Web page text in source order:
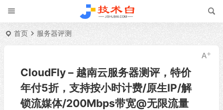
首页 服务器评测
CloudFly – 越南云服务器测评，特价
年付5折，支持按小时计费/原生IP/解
锁流媒体/200Mbps带宽@无限流量